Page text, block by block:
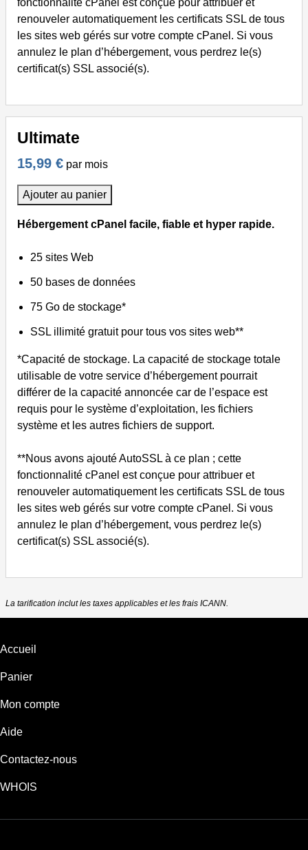
fonctionnalité cPanel est conçue pour attribuer et
renouveler automatiquement les certificats SSL de tous
les sites web gérés sur votre compte cPanel. Si vous
annulez le plan d’hébergement, vous perdrez le(s)
certificat(s) SSL associé(s).
Ultimate
15,99 € par mois
Ajouter au panier
Hébergement cPanel facile, fiable et hyper rapide.
25 sites Web
50 bases de données
75 Go de stockage*
SSL illimité gratuit pour tous vos sites web**
*Capacité de stockage. La capacité de stockage totale
utilisable de votre service d’hébergement pourrait
différer de la capacité annoncée car de l’espace est
requis pour le système d’exploitation, les fichiers
système et les autres fichiers de support.
**Nous avons ajouté AutoSSL à ce plan ; cette
fonctionnalité cPanel est conçue pour attribuer et
renouveler automatiquement les certificats SSL de tous
les sites web gérés sur votre compte cPanel. Si vous
annulez le plan d’hébergement, vous perdrez le(s)
certificat(s) SSL associé(s).
La tarification inclut les taxes applicables et les frais ICANN.
Accueil
Panier
Mon compte
Aide
Contactez-nous
WHOIS